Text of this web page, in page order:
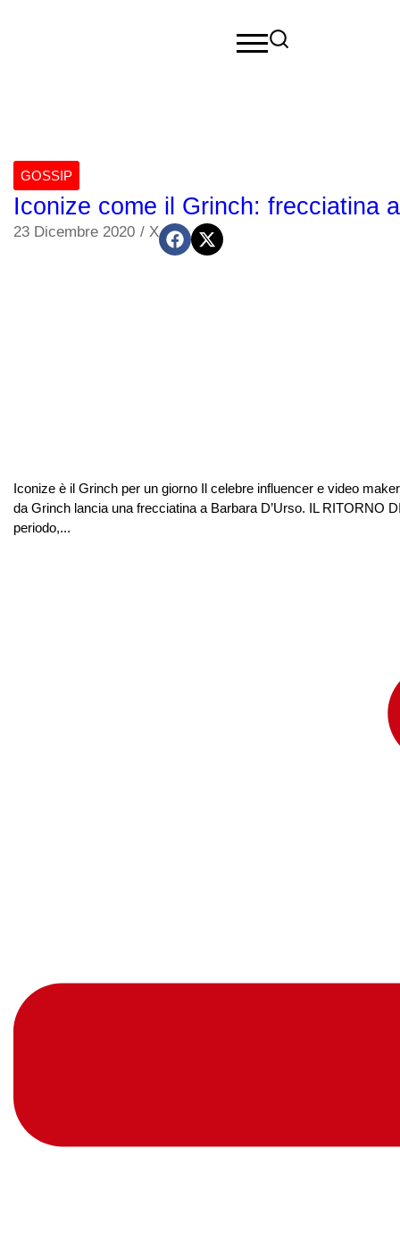
GOSSIP
Iconize come il Grinch: frecciatina
23 Dicembre 2020 / X
Iconize è il Grinch per un giorno Il celebre influencer e video
da Grinch lancia una frecciatina a Barbara D’Urso. IL RITORNO
periodo,...